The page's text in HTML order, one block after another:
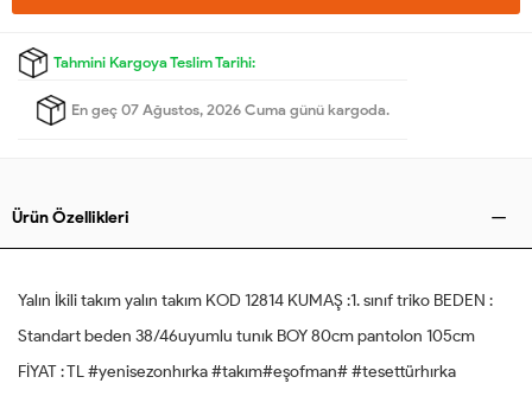
Tahmini Kargoya Teslim Tarihi:
En geç 07 Ağustos, 2026 Cuma günü kargoda.
Ürün Özellikleri
Yalın İkili takım yalın takım KOD 12814 KUMAŞ :1. sınıf triko BEDEN :
Standart beden 38/46uyumlu tunık BOY 80cm pantolon 105cm
FİYAT : TL #yenisezonhırka #takım#eşofman# #tesettürhırka